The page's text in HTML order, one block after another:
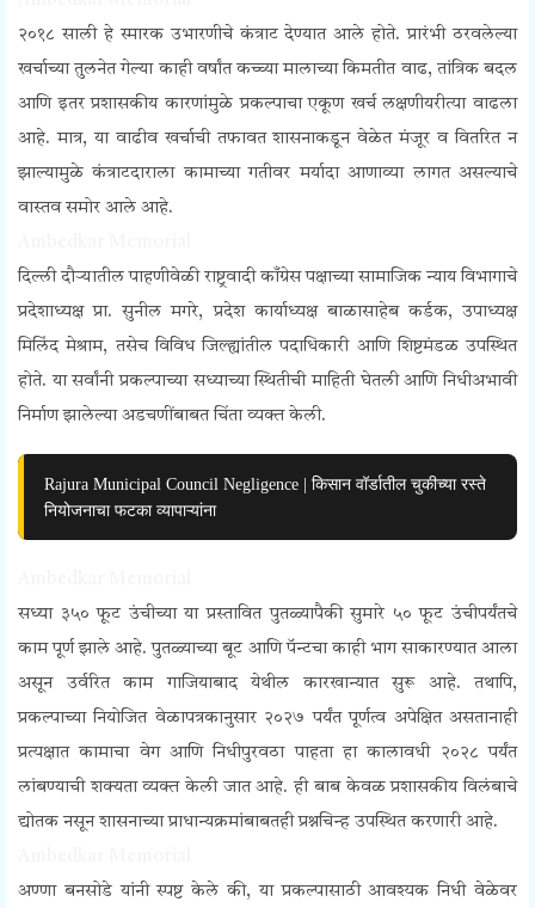
२०१८ साली हे स्मारक उभारणीचे कंत्राट देण्यात आले होते. प्रारंभी ठरवलेल्या
खर्चाच्या तुलनेत गेल्या काही वर्षांत कच्च्या मालाच्या किमतीत वाढ, तांत्रिक बदल
आणि इतर प्रशासकीय कारणांमुळे प्रकल्पाचा एकूण खर्च लक्षणीयरीत्या वाढला
आहे. मात्र, या वाढीव खर्चाची तफावत शासनाकडून वेळेत मंजूर व वितरित न
झाल्यामुळे कंत्राटदाराला कामाच्या गतीवर मर्यादा आणाव्या लागत असल्याचे
वास्तव समोर आले आहे.
दिल्ली दौऱ्यातील पाहणीवेळी राष्ट्रवादी काँग्रेस पक्षाच्या सामाजिक न्याय विभागाचे
प्रदेशाध्यक्ष प्रा. सुनील मगरे, प्रदेश कार्याध्यक्ष बाळासाहेब कर्डक, उपाध्यक्ष
मिलिंद मेश्राम, तसेच विविध जिल्ह्यांतील पदाधिकारी आणि शिष्टमंडळ उपस्थित
होते. या सर्वांनी प्रकल्पाच्या सध्याच्या स्थितीची माहिती घेतली आणि निधीअभावी
निर्माण झालेल्या अडचणींबाबत चिंता व्यक्त केली.
Rajura Municipal Council Negligence | किसान वॉर्डातील चुकीच्या रस्ते
नियोजनाचा फटका व्यापाऱ्यांना
सध्या ३५० फूट उंचीच्या या प्रस्तावित पुतळ्यापैकी सुमारे ५० फूट उंचीपर्यंतचे
काम पूर्ण झाले आहे. पुतळ्याच्या बूट आणि पॅन्टचा काही भाग साकारण्यात आला
असून उर्वरित काम गाजियाबाद येथील कारखान्यात सुरू आहे. तथापि,
प्रकल्पाच्या नियोजित वेळापत्रकानुसार २०२७ पर्यंत पूर्णत्व अपेक्षित असतानाही
प्रत्यक्षात कामाचा वेग आणि निधीपुरवठा पाहता हा कालावधी २०२८ पर्यंत
लांबण्याची शक्यता व्यक्त केली जात आहे. ही बाब केवळ प्रशासकीय विलंबाचे
द्योतक नसून शासनाच्या प्राधान्यक्रमांबाबतही प्रश्नचिन्ह उपस्थित करणारी आहे.
अण्णा बनसोडे यांनी स्पष्ट केले की, या प्रकल्पासाठी आवश्यक निधी वेळेवर